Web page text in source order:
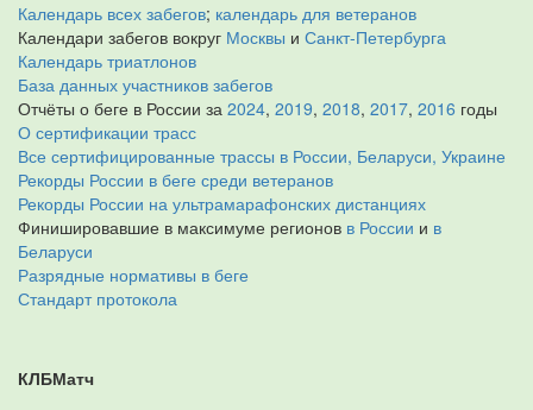
Календарь всех забегов; календарь для ветеранов
Календари забегов вокруг Москвы и Санкт-Петербурга
Календарь триатлонов
База данных участников забегов
Отчёты о беге в России за 2024, 2019, 2018, 2017, 2016 годы
О сертификации трасс
Все сертифицированные трассы в России, Беларуси, Украине
Рекорды России в беге среди ветеранов
Рекорды России на ультрамарафонских дистанциях
Финишировавшие в максимуме регионов в России и в
Беларуси
Разрядные нормативы в беге
Стандарт протокола
КЛБМатч